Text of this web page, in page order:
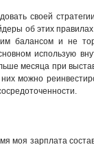
своей
об этих
балансом и не
использую
месяца при
можно
моя зарплата